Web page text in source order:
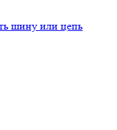
шину или цепь